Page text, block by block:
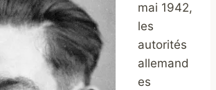
mai 1942,
les
autorités
allemand
es